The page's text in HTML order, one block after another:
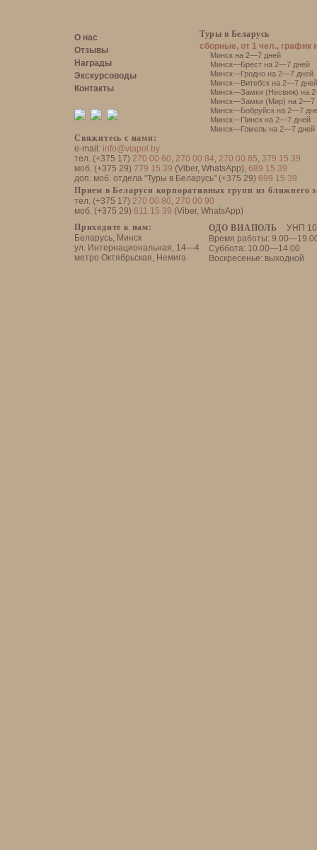
О нас
Отзывы
Награды
Экскурсоводы
Контакты
Свяжитесь с нами:
e-mail: info@viapol.by
тел. (+375 17) 270 00 60, 270 00 84, 270 00 85, 379 15 39
моб. (+375 29) 779 15 39 (Viber, WhatsApp), 689 15 39
доп. моб. отдела "Туры в Беларусь" (+375 29) 699 15 39
Прием в Беларуси корпоративных групп из ближнего
тел. (+375 17) 270 00 80, 270 00 90
моб. (+375 29) 611 15 39 (Viber, WhatsApp)
ОДО ВИАПОЛЬ
УНП
Время работы:
Суббота: 10.00—14.00
Воскресенье: выходной
Приходите к нам:
Беларусь, Минск
ул. Интернациональная, 14—4
метро Октябрьская, Немига
Туры в Беларусь
сборные, от 1 чел., график
Минск на 2—7 дней
Минск—Брест на 2—7 дней
Минск—Гродно на 2—7 дней
Минск—Витебск на 2—7 дней
Минск—Замки (Несвиж) на
Минск—Замки (Мир) на 2—7
Минск—Бобруйск на 2—7
Минск—Пинск на 2—7 дней
Минск—Гомель на 2—7 дней